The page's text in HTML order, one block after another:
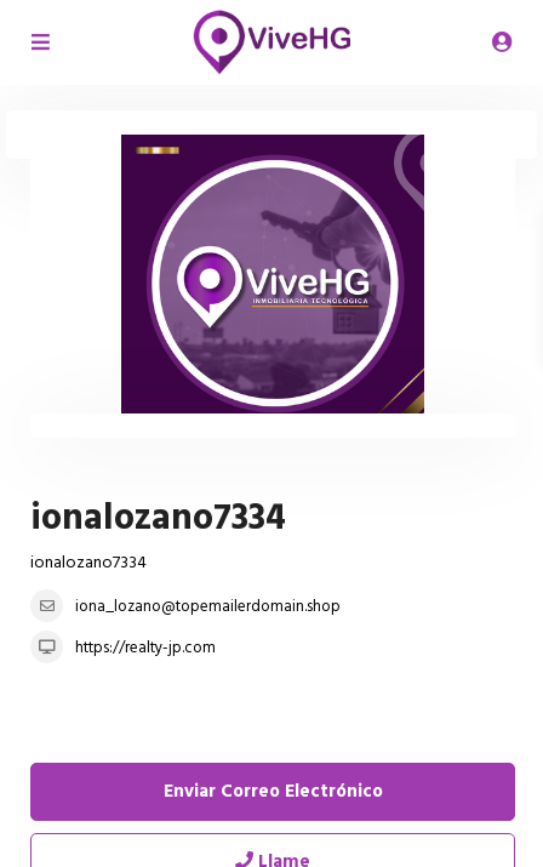
ionalozano7334
ionalozano7334
iona_lozano@topemailerdomain.shop
https://realty-jp.com
Enviar Correo Electrónico